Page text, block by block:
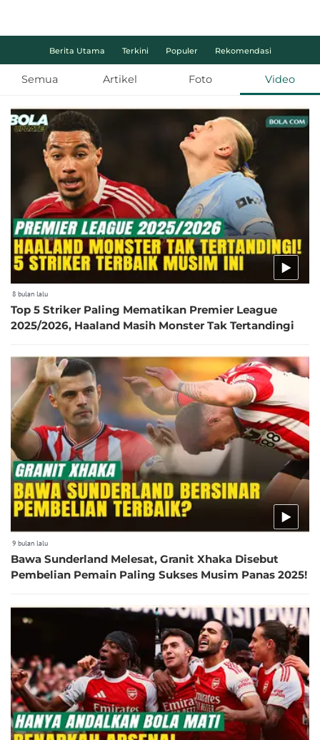
Berita Utama Terkini Populer Rekomendasi
Semua Artikel Foto Video
8 bulan lalu
Top 5 Striker Paling Mematikan Premier League
2025/2026, Haaland Masih Monster Tak Tertandingi
9 bulan lalu
Bawa Sunderland Melesat, Granit Xhaka Disebut
Pembelian Pemain Paling Sukses Musim Panas 2025!